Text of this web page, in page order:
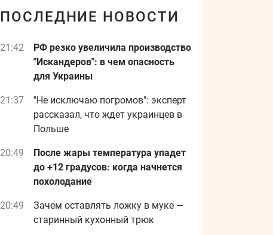
ПОСЛЕДНИЕ НОВОСТИ
21:42
РФ резко увеличила производство
"Искандеров": в чем опасность
для Украины
21:37
"Не исключаю погромов": эксперт
рассказал, что ждет украинцев в
Польше
20:49
После жары температура упадет
до +12 градусов: когда начнется
похолодание
20:49
Зачем оставлять ложку в муке —
старинный кухонный трюк